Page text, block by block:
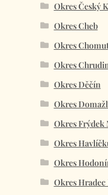
Okres Český
Okres Cheb
Okres
Okres
Okres Děčín
Okres
Okres Frýdek
Okres
Okres
Okres Hradec